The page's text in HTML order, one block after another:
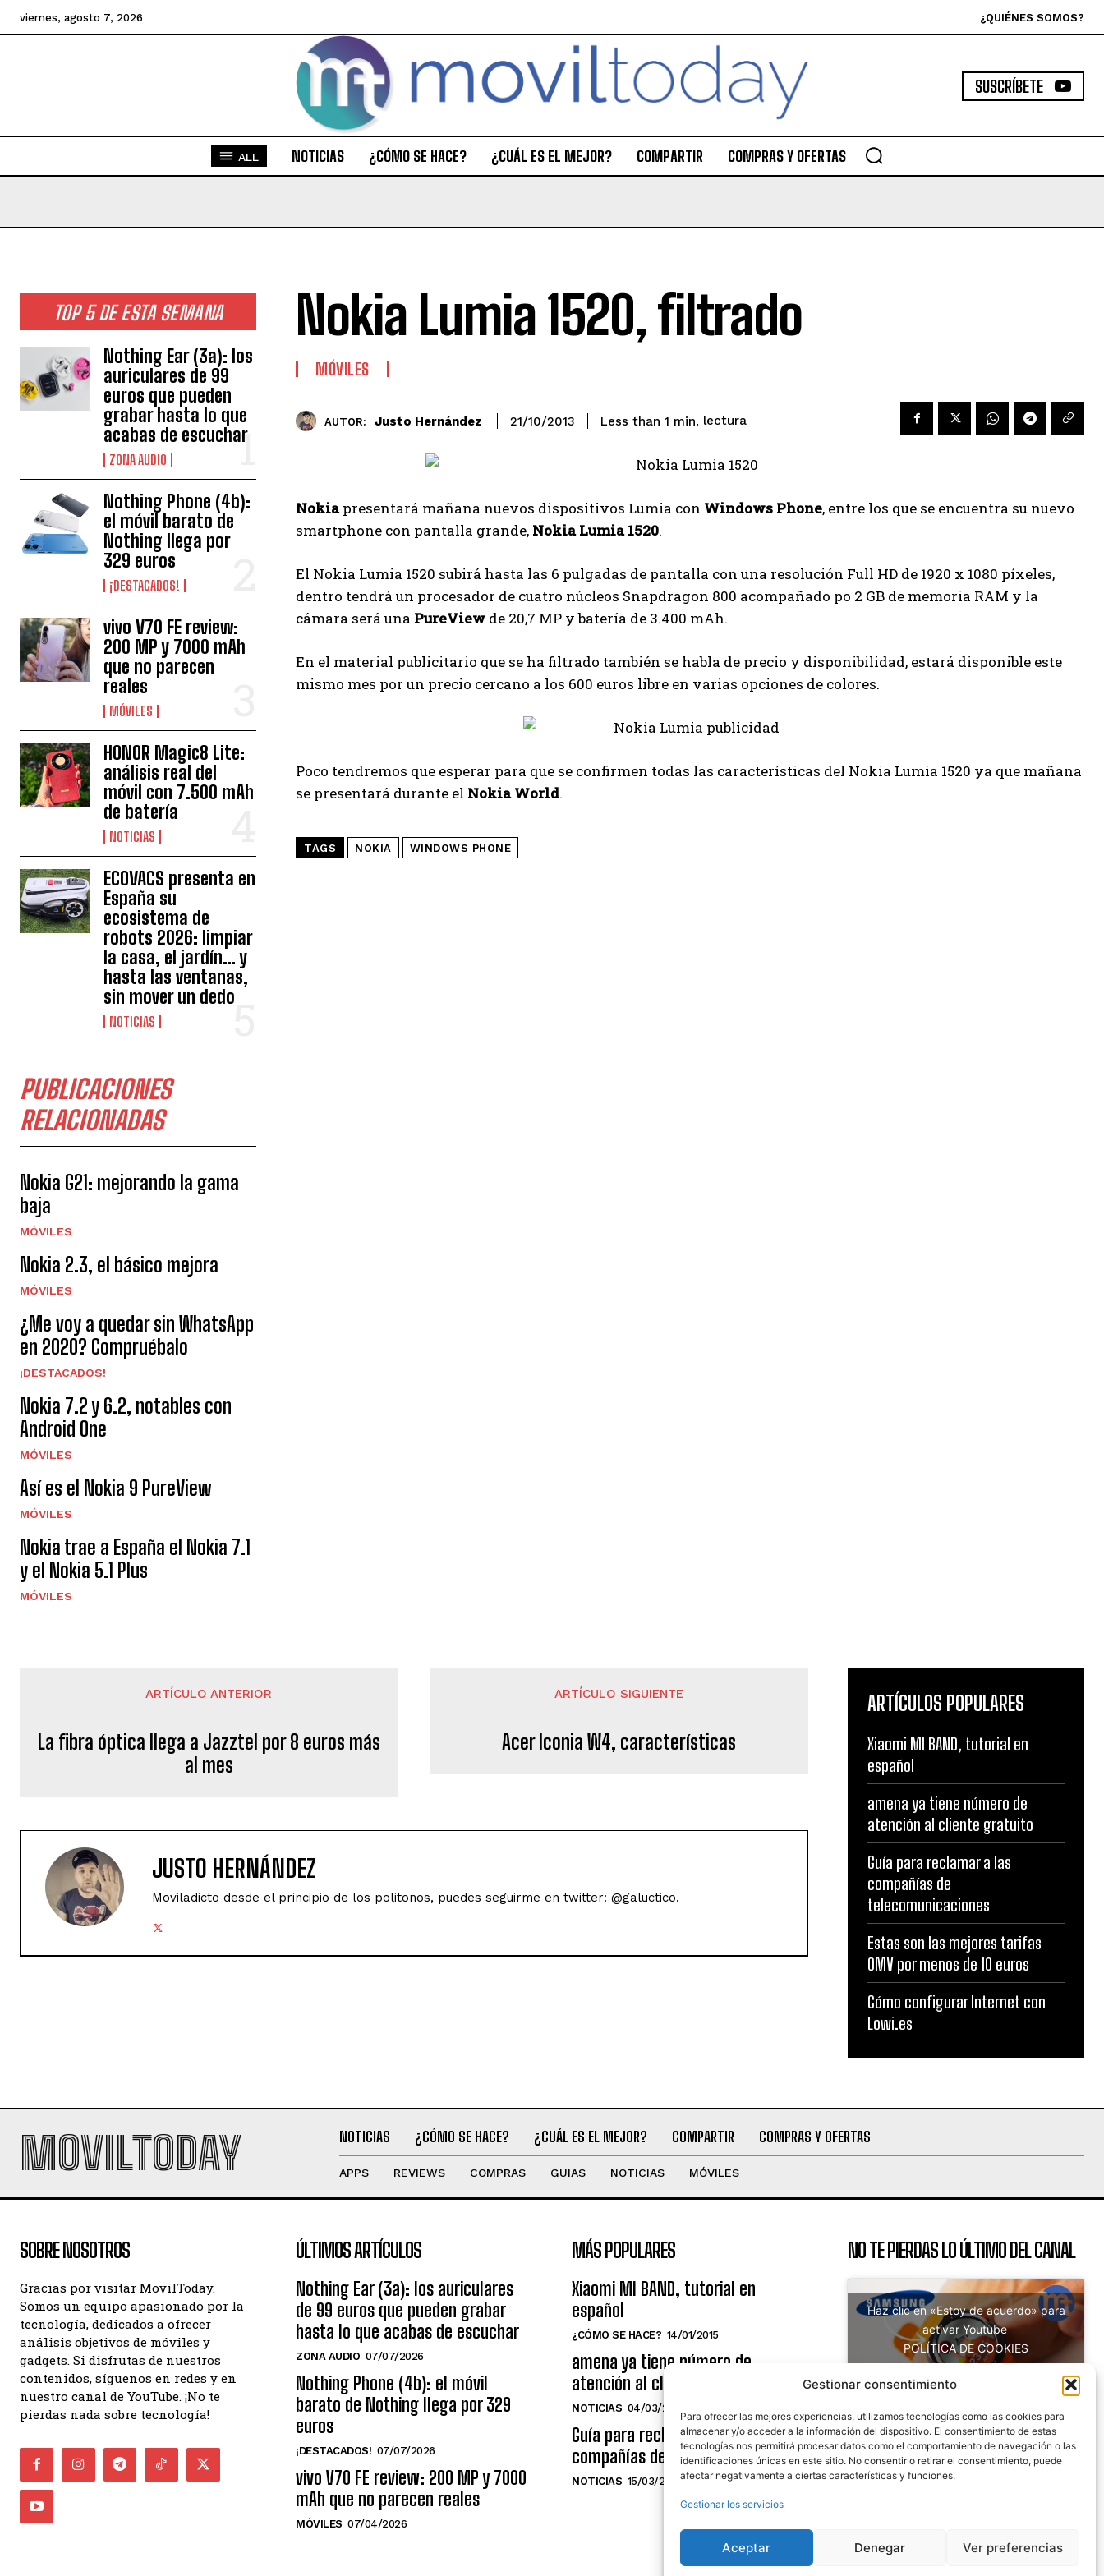
Gestionar consentimiento
Para ofrecer las mejores experiencias, utilizamos tecnologías como las cookies para
almacenar y/o acceder a la información del dispositivo. El consentimiento de estas
tecnologías nos permitirá procesar datos como el comportamiento de navegación o las
identificaciones únicas en este sitio. No consentir o retirar el consentimiento, puede
afectar negativamente a ciertas características y funciones.
Gestionar los servicios
Aceptar Denegar Ver preferencias
viernes, agosto 7, 2026 ¿QUIÉNES SOMOS?
SUSCRÍBETE
ALL NOTICIAS ¿CÓMO SE HACE? ¿CUÁL ES EL MEJOR? COMPARTIR COMPRAS Y OFERTAS
TOP 5 DE ESTA SEMANA
Nothing Ear (3a): los
auriculares de 99
euros que pueden
grabar hasta lo que
acabas de escuchar
ZONA AUDIO
Nothing Phone (4b):
el móvil barato de
Nothing llega por
329 euros
¡DESTACADOS!
vivo V70 FE review:
200 MP y 7000 mAh
que no parecen
reales
MÓVILES
HONOR Magic8 Lite:
análisis real del
móvil con 7.500 mAh
de batería
NOTICIAS
ECOVACS presenta en
España su
ecosistema de
robots 2026: limpiar
la casa, el jardín… y
hasta las ventanas,
sin mover un dedo
NOTICIAS
PUBLICACIONES
RELACIONADAS
Nokia G21: mejorando la gama
baja
MÓVILES
Nokia 2.3, el básico mejora
MÓVILES
¿Me voy a quedar sin WhatsApp
en 2020? Compruébalo
¡DESTACADOS!
Nokia 7.2 y 6.2, notables con
Android One
MÓVILES
Así es el Nokia 9 PureView
MÓVILES
Nokia trae a España el Nokia 7.1
y el Nokia 5.1 Plus
MÓVILES
Nokia Lumia 1520, filtrado
MÓVILES
AUTOR: Justo Hernández 21/10/2013 Less than 1 min. lectura
Nokiapresentará mañana nuevos dispositivos Lumia con Windows Phone, entre los que se encuentra su nuevo
smartphone con pantalla grande, Nokia Lumia 1520.
El Nokia Lumia 1520 subirá hasta las 6 pulgadas de pantalla con una resolución Full HD de 1920 x 1080 píxeles,
dentro tendrá un procesador de cuatro núcleos Snapdragon 800 acompañado po 2 GB de memoria RAM y la
cámara será una PureView de 20,7 MP y batería de 3.400 mAh.
En el material publicitario que se ha filtrado también se habla de precio y disponibilidad, estará disponible este
mismo mes por un precio cercano a los 600 euros libre en varias opciones de colores.
Poco tendremos que esperar para que se confirmen todas las características del Nokia Lumia 1520 ya que mañana
se presentará durante el Nokia World.
TAGS NOKIA WINDOWS PHONE
ARTÍCULO ANTERIOR
La fibra óptica llega a Jazztel por 8 euros más
al mes
ARTÍCULO SIGUIENTE
Acer Iconia W4, características
JUSTO HERNÁNDEZ
Moviladicto desde el principio de los politonos, puedes seguirme en twitter: @galuctico.
ARTÍCULOS POPULARES
Xiaomi MI BAND, tutorial en
español
amena ya tiene número de
atención al cliente gratuito
Guía para reclamar a las
compañías de
telecomunicaciones
Estas son las mejores tarifas
OMV por menos de 10 euros
Cómo configurar Internet con
Lowi.es
MOVILTODAY NOTICIAS ¿CÓMO SE HACE? ¿CUÁL ES EL MEJOR? COMPARTIR COMPRAS Y OFERTAS
APPS REVIEWS COMPRAS GUIAS NOTICIAS MÓVILES
SOBRE NOSOTROS
Gracias por visitar MovilToday.
Somos un equipo apasionado por la
tecnología, dedicados a ofrecer
análisis objetivos de móviles y
gadgets. Si disfrutas de nuestros
contenidos, síguenos en redes y en
nuestro canal de YouTube. ¡No te
pierdas nada sobre tecnología!
ÚLTIMOS ARTÍCULOS
Nothing Ear (3a): los auriculares
de 99 euros que pueden grabar
hasta lo que acabas de escuchar
ZONA AUDIO 07/07/2026
Nothing Phone (4b): el móvil
barato de Nothing llega por 329
euros
¡DESTACADOS! 07/07/2026
vivo V70 FE review: 200 MP y 7000
mAh que no parecen reales
MÓVILES 07/04/2026
MÁS POPULARES
Xiaomi MI BAND, tutorial en
español
¿CÓMO SE HACE? 14/01/2015
amena ya tiene número de
atención al cliente gratuito
NOTICIAS 04/03/2014
Guía para reclamar a las
compañías de telecomunicaciones
NOTICIAS 15/03/2009
NO TE PIERDAS LO ÚLTIMO DEL CANAL
Haz clic en «Estoy de acuerdo» para
activar Youtube
POLÍTICA DE COOKIES
Estoy de acuerdo